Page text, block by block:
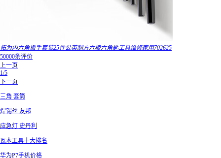
拓为内六角扳手套装25件公英制方六棱六角匙工具维修家用702625
50000条评价
上一页
1/5
下一页
三角 套筒
焊锡丝 友邦
应急灯 史丹利
瓦木工具十大排名
华为P7手机价格